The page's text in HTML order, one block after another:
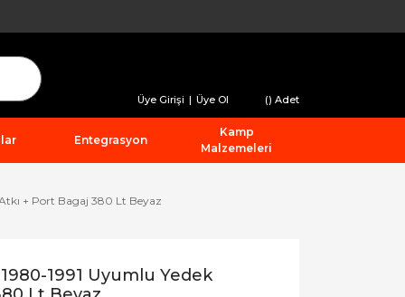
Üye Girişi | Üye Ol () Adet
Entegrasyon
Kamp
Malzemeleri
+ Port Bagaj 380 Lt Beyaz
1991 Uyumlu Yedek